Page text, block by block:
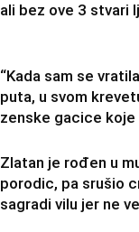
ali bez ove 3 stvari
“Kada sam se
puta, u svom
zenske gacice koje
Zlatan je rođen u
porodic, pa srušio
sagradi vilu jer ne